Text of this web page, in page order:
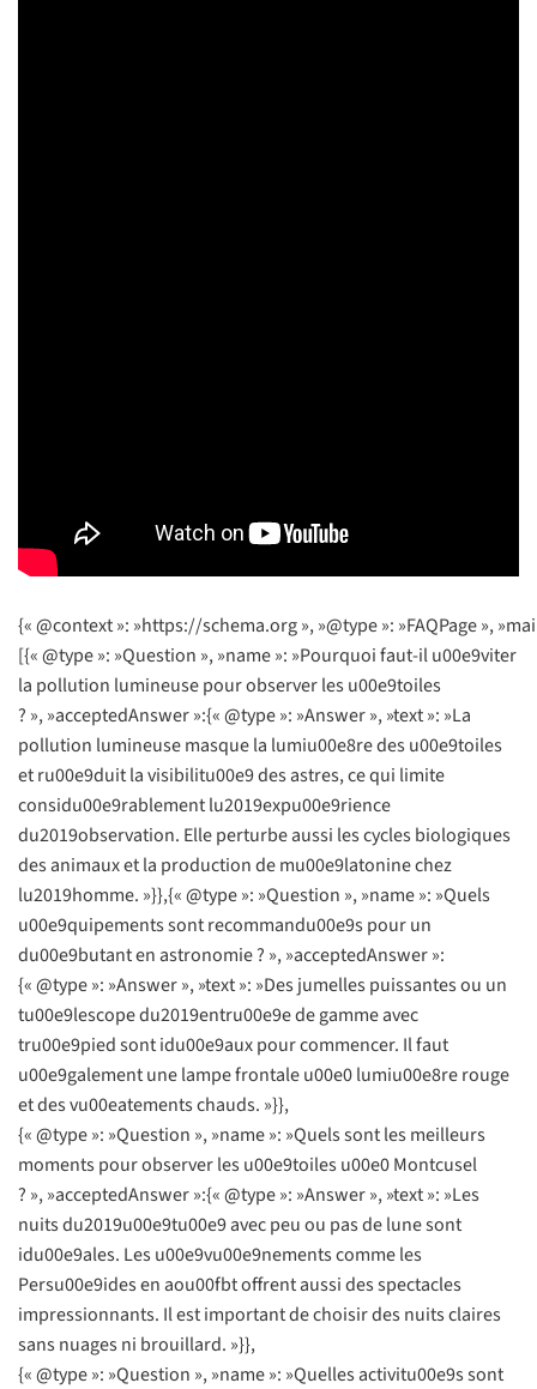
{« @context »: »https://schema.org », »@type »: »FAQPage »,
[{« @type »: »Question », »name »: »Pourquoi faut-il u00e9viter
la pollution lumineuse pour observer les u00e9toiles
? », »acceptedAnswer »:{« @type »: »Answer », »text »: »La
pollution lumineuse masque la lumiu00e8re des u00e9toiles
et ru00e9duit la visibilitu00e9 des astres, ce qui limite
considu00e9rablement lu2019expu00e9rience
du2019observation. Elle perturbe aussi les cycles biologiques
des animaux et la production de mu00e9latonine chez
lu2019homme. »}},{« @type »: »Question », »name »: »Quels
u00e9quipements sont recommandu00e9s pour un
du00e9butant en astronomie ? », »acceptedAnswer »:
{« @type »: »Answer », »text »: »Des jumelles puissantes ou un
tu00e9lescope du2019entru00e9e de gamme avec
tru00e9pied sont idu00e9aux pour commencer. Il faut
u00e9galement une lampe frontale u00e0 lumiu00e8re rouge
et des vu00eatements chauds. »}},
{« @type »: »Question », »name »: »Quels sont les meilleurs
moments pour observer les u00e9toiles u00e0 Montcusel
? », »acceptedAnswer »:{« @type »: »Answer », »text »: »Les
nuits du2019u00e9tu00e9 avec peu ou pas de lune sont
idu00e9ales. Les u00e9vu00e9nements comme les
Persu00e9ides en aou00fbt offrent aussi des spectacles
impressionnants. Il est important de choisir des nuits claires
sans nuages ni brouillard. »}},
{« @type »: »Question », »name »: »Quelles activitu00e9s sont